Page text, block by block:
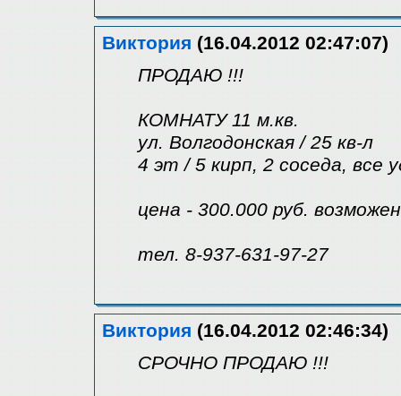
Виктория (16.04.2012 02:47:07)
ПРОДАЮ !!!
КОМНАТУ 11 м.кв.
ул. Волгодонская / 25 кв-л
4 эт / 5 кирп, 2 соседа, все
цена - 300.000 руб.
тел. 8-937-631-97-27
Виктория (16.04.2012 02:46:34)
СРОЧНО ПРОДАЮ !!!